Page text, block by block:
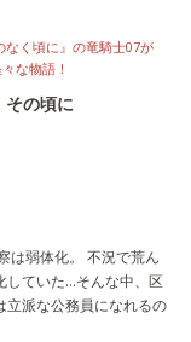
なく頃に』の竜騎士07が
な物語！
その頃に
は弱体化。 不況で荒ん
していた…そんな中、区
立派な公務員になれるの